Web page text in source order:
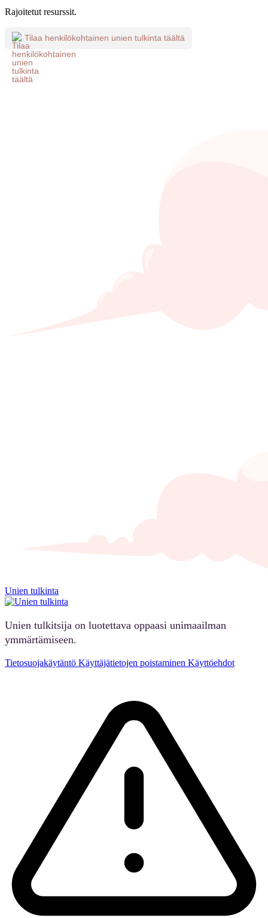
Rajoitetut resurssit.
Tilaa henkilökohtainen unien tulkinta täältä
Unien tulkinta
Unien tulkitsija on luotettava oppaasi unimaailman
ymmärtämiseen.
Tietosuojakäytäntö Käyttäjätietojen poistaminen Käyttöehdot